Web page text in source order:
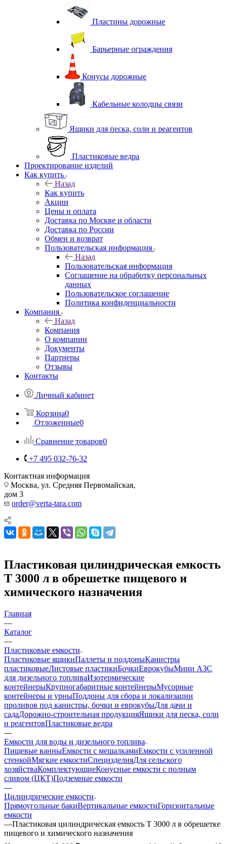
Пластины дорожные
Барьерные ограждения
Конусы дорожные
Кабельные колодцы связи
Ящики для песка, соли и реагентов
Пластиковые ведра
Проектирование изделий
Как купить
Назад
Как купить
Акции
Цены и оплата
Доставка по Москве и области
Доставка по России
Обмен и возврат
Пользовательская информация
Назад
Пользовательская информация
Соглашение на обработку персональных
данных
Пользовательское соглашение
Политика конфиденциальности
Компания
Назад
Компания
О компании
Документы
Партнеры
Отзывы
Контакты
Личный кабинет
Корзина0
Отложенные0
Сравнение товаров0
+7 495 032-76-32
Контактная информация
Москва, ул. Средняя Первомайская,
дом 3
order@verta-tara.com
Пластиковая цилиндрическая емкость
T 3000 л в обрешетке пищевого и
химического назначения
Главная
—
Каталог
—
Пластиковые емкости
Пластиковые ящикиПаллеты и поддоныКанистры
пластиковыеЛистовые пластикиБочкиЕврокубыМини АЗС
для дизельного топливаИзотермические
контейнерыКрупногабаритные контейнерыМусорные
контейнеры и урныПоддоны для сбора и локализации
проливов под канистры, бочки и еврокубыДля дачи и
садаДорожно-строительная продукцияЯщики для песка, соли
и реагентовПластиковые ведра
—
Емкости для воды и дизельного топлива
Пищевые ванныЕмкости с мешалкамиЕмкости с усиленной
стенкойМягкие емкостиСпецизделияДля сельского
хозяйстваКомплектующиеКонусные емкости с полным
сливом (ЦКТ)Подземные емкости
—
Цилиндрические емкости
Прямоугольные бакиВертикальные емкостиГоризонтальные
емкости
—Пластиковая цилиндрическая емкость T 3000 л в обрешетке
пищевого и химического назначения